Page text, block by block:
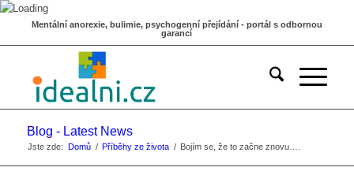
Mentální anorexie, bulimie, psychogenní přejídání - portál s odbornou
garancí
Blog - Latest News
Jste zde: Domů / Příběhy ze života / Bojím se, že to začne znovu….